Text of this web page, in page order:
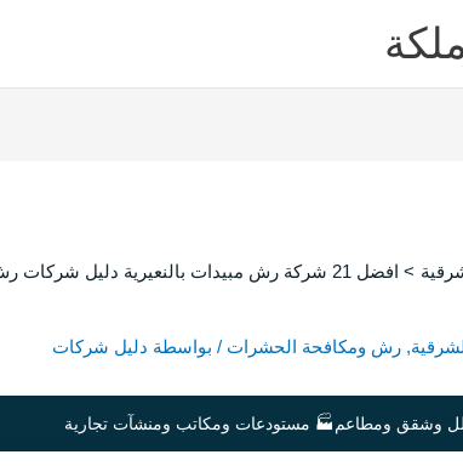
افضل 21 شركة رش مبيدات بالنعيرية دليل شركات رش مبيدات حشرية بالنعيرية
,رش ومكافحة الحشرات / بواسطة دليل شركات
وشقق ومطاعم 🏭 مستودعات ومكاتب ومنشآت تجارية